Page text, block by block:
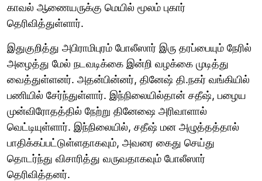
காவல் ஆணையருக்கு மெயில் மூலம் புகார்
தெரிவித்துள்ளார்.
இதுகுறித்து அபிராமிபுரம் போலீஸார் இரு தரப்பையும் நேரில்
அழைத்து மேல் நடவடிக்கை இன்றி வழக்கை முடித்து
வைத்துள்ளனர். அதன்பின்னர், தினேஷ் தி.நகர் வங்கியில்
பணியில் சேர்ந்துள்ளார். இந்நிலையில்தான் சதீஷ், பழைய
முன்விரோதத்தில் நேற்று தினேஷை அரிவாளால்
வெட்டியுள்ளார். இந்நிலையில், சதீஷ் மன அழுத்தத்தால்
பாதிக்கப்பட்டுள்ளதாகவும், அவரை கைது செய்து
தொடர்ந்து விசாரித்து வருவதாகவும் போலீஸார்
தெரிவித்தனர்.